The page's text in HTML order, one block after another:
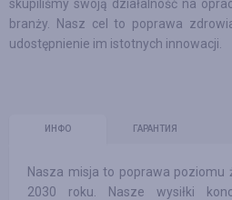
skupiliśmy swoją działalność na
branży. Nasz cel to poprawa
udostępnienie im istotnych innowacji.
ИНФО ГАРАНТИЯ
Nasza misja to poprawa poziomu
2030 roku. Nasze wysiłki